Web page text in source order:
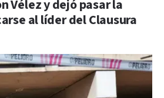
Vélez y dejó pasar la
al líder del Clausura